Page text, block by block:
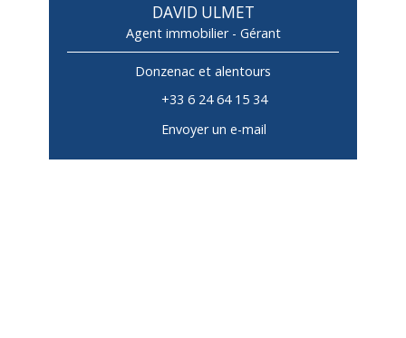
DAVID ULMET
Agent immobilier - Gérant
Donzenac et alentours
+33 6 24 64 15 34
Envoyer un e-mail